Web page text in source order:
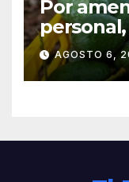
Por
AGOSTO 6,